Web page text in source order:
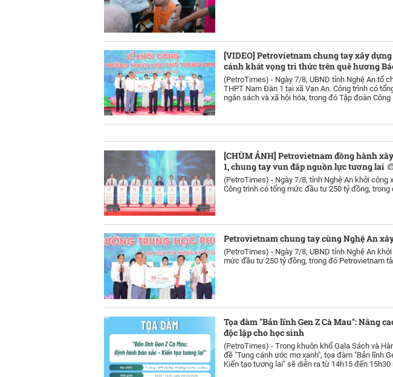
[VIDEO] Petrovietnam chung tay xây
cánh khát vọng tri thức trên quê hương
(PetroTimes) - Ngày 7/8, UBND tỉnh Nghệ An tổ
THPT Nam Đàn 1 tại xã Vạn An. Công trình có
ngân sách và xã hội hóa, trong đó Tập đoàn Công
[CHÙM ẢNH] Petrovietnam đồng hành
1, chung tay vun đắp nguồn lực tương lai
(PetroTimes) - Ngày 7/8, tỉnh Nghệ An khởi công
Công trình có tổng mức đầu tư 250 tỷ đồng,
Petrovietnam chung tay cùng Nghệ An
(PetroTimes) - Ngày 7/8, UBND tỉnh Nghệ An
mức đầu tư 250 tỷ đồng, trong đó Petrovietnam
Tọa đàm "Bản lĩnh Gen Z Cà Mau": Nâng
độc lập cho học sinh
(PetroTimes) - Trong khuôn khổ Gala Sách và
đề "Tung cánh ước mơ xanh", tọa đàm "Bản lĩnh
Kiến tạo tương lai" sẽ diễn ra từ 14h15 đến 15h30